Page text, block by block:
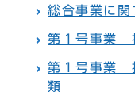
総合事業に関
第１号事業
第１号事業
類